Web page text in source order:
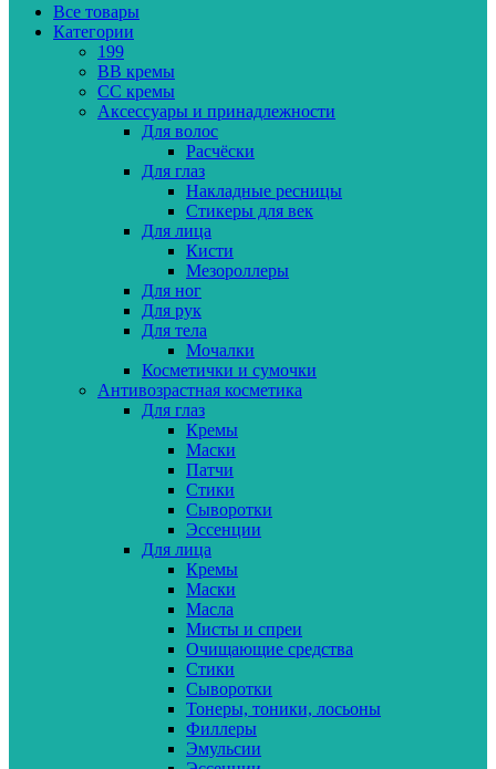
Все товары
Категории
199
BB кремы
CC кремы
Аксессуары и принадлежности
Для волос
Расчёски
Для глаз
Накладные ресницы
Стикеры для век
Для лица
Кисти
Мезороллеры
Для ног
Для рук
Для тела
Мочалки
Косметички и сумочки
Антивозрастная косметика
Для глаз
Кремы
Маски
Патчи
Стики
Сыворотки
Эссенции
Для лица
Кремы
Маски
Масла
Мисты и спреи
Очищающие средства
Стики
Сыворотки
Тонеры, тоники, лосьоны
Филлеры
Эмульсии